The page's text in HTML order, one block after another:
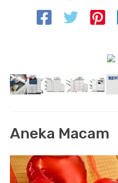
Aneka Macam